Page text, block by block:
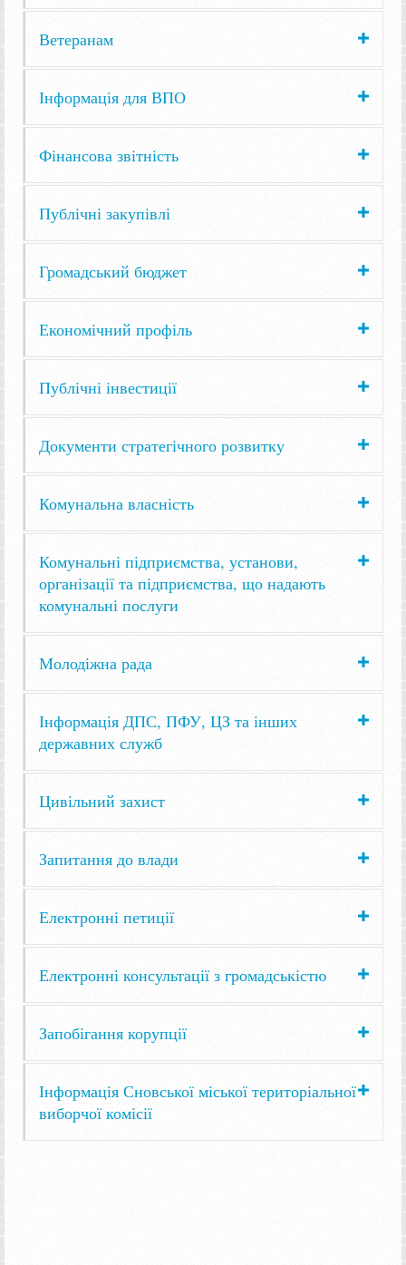
Ветеранам
Інформація для ВПО
Фінансова звітність
Публічні закупівлі
Громадський бюджет
Економічний профіль
Публічні інвестиції
Документи стратегічного розвитку
Комунальна власність
Комунальні підприємства, установи,
організації та підприємства, що надають
комунальні послуги
Молодіжна рада
Інформація ДПС, ПФУ, ЦЗ та інших
державних служб
Цивільний захист
Запитання до влади
Електронні петиції
Електронні консультації з громадськістю
Запобігання корупції
Інформація Сновської міської територіальної
виборчої комісії